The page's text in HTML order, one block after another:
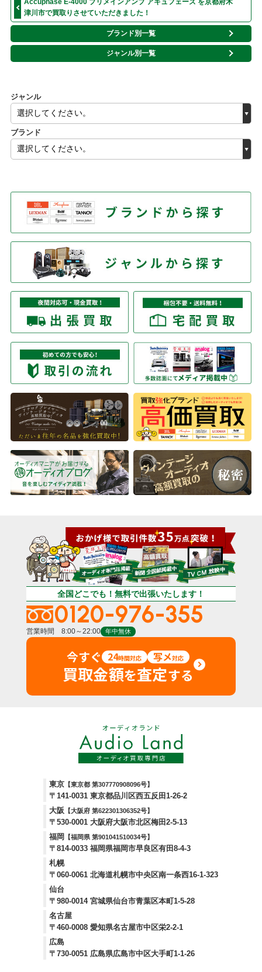
ジャンル
ブランド
津川市で買取りさせていただきました！
ブランド別一覧
ジャンル別一覧
全国どこでも！無料で出張いたします！
0120-976-355
営業時間 8:00～22:00 年中無休
今すぐ 24時間対応 写メ対応
買取金額を査定する
東京 【東京都 第307770908096号】
〒141-0031 東京都品川区西五反田1-26-2
大阪
【大阪府 第622301306352号】
〒530-0001 大阪府大阪市北区梅田2-5-13
福岡
【福岡県 第901041510034号】
〒814-0033 福岡県福岡市早良区有田8-4-3
札幌
〒060-0061 北海道札幌市中央区南一条西16-1-323
仙台
〒980-0014 宮城県仙台市青葉区本町1-5-28
名古屋
〒460-0008 愛知県名古屋市中区栄2-2-1
広島
〒730-0051 広島県広島市中区大手町1-1-26